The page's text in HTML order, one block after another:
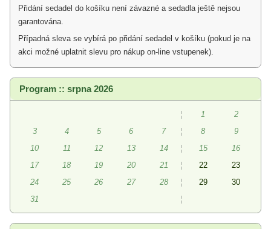
Přidání sedadel do košíku není závazné a sedadla ještě nejsou
garantována.
Případná sleva se vybírá po přidání sedadel v košíku (pokud je na
akci možné uplatnit slevu pro nákup on-line vstupenek).
Program :: srpna 2026
¦ 1
2
3
4 5 6 7 ¦ 8
9
10
11 12 13 14 ¦ 15
16
17
18 19 20 21 ¦ 22
23
24
25 26 27 28 ¦ 29
30
31
¦